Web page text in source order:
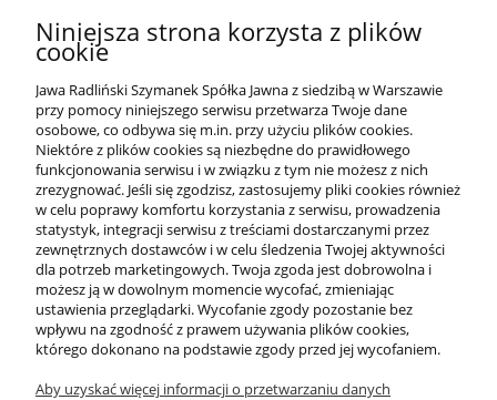
PEG-40 Hydrogenated Castor Oil, Citric Acid, Potassium Chloride,
Potassium Citrate, Siloxanetriol Alginate, Methylparaben,
OFERTA
O NAS
INFORMACJE
PŁATNOŚCI I DOSTAWA
Niniejsza strona korzysta z plików
cookie
Jawa Radliński Szymanek Spółka Jawna z siedzibą w Warszawie
przy pomocy niniejszego serwisu przetwarza Twoje dane
osobowe, co odbywa się m.in. przy użyciu plików cookies.
Niektóre z plików cookies są niezbędne do prawidłowego
funkcjonowania serwisu i w związku z tym nie możesz z nich
zrezygnować. Jeśli się zgodzisz, zastosujemy pliki cookies również
w celu poprawy komfortu korzystania z serwisu, prowadzenia
statystyk, integracji serwisu z treściami dostarczanymi przez
zewnętrznych dostawców i w celu śledzenia Twojej aktywności
dla potrzeb marketingowych. Twoja zgoda jest dobrowolna i
możesz ją w dowolnym momencie wycofać, zmieniając
ustawienia przeglądarki. Wycofanie zgody pozostanie bez
wpływu na zgodność z prawem używania plików cookies,
którego dokonano na podstawie zgody przed jej wycofaniem.
Aby uzyskać więcej informacji o przetwarzaniu danych